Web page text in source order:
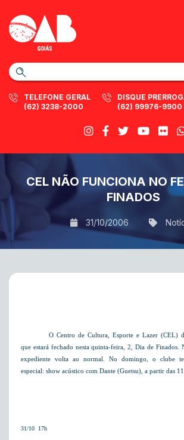
TELEFONE GERAL
(62) 3238-2000
DISQUE
(62) 99976-9900
CEL NÃO FUNCIONA NO
FINADOS
31/10/2006
O Centro de Cultura, Esporte e Lazer (CEL)
que estará fechado nesta quinta-feira, 2, Dia de Finados.
expediente volta ao normal. No domingo, o clube
especial: show acústico com Dante (Guetsu), a partir das 11
31/10  17h